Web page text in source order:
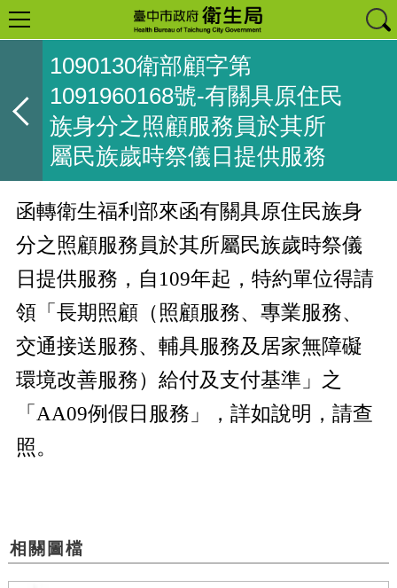
1090130衛部顧字第
1091960168號-有關具原住民
族身分之照顧服務員於其所
屬民族歲時祭儀日提供服務
函轉衛生福利部來函有關具原住民族身
分之照顧服務員於其所屬民族歲時祭儀
日提供服務，自109年起，特約單位得請
領「長期照顧（照顧服務、專業服務、
交通接送服務、輔具服務及居家無障礙
環境改善服務）給付及支付基準」之
「AA09例假日服務」，詳如說明，請查
照。
相關圖檔